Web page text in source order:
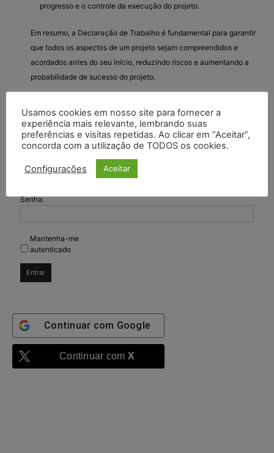
progresso e o controle da execução do projeto.
Em resumo, a Declaração de Trabalho é fundamental para garantir
que todos os aspectos de um projeto sejam compreendidos e
acordados antes do seu início, reduzindo riscos e aumentando a
probabilidade de sucesso do projeto.
Você deve fazer login para responder a este tópico.
Senha:
Mantenha-me
autenticado
Entrar
Continuar com Google
Continuar com X
Usamos cookies em nosso site para fornecer a
experiência mais relevante, lembrando suas
preferências e visitas repetidas. Ao clicar em “Aceitar”,
concorda com a utilização de TODOS os cookies.
Configurações Aceitar